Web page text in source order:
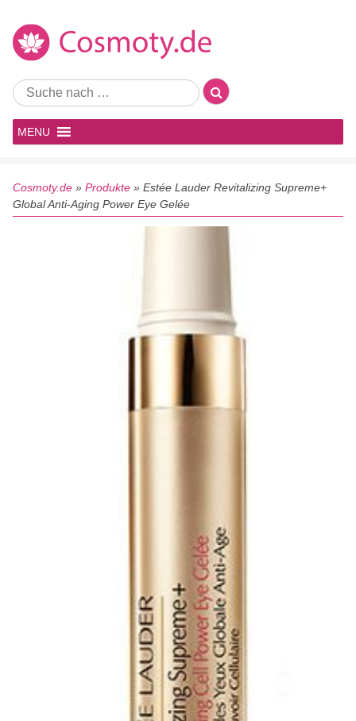
MENU
Cosmoty.de » Produkte » Estée Lauder Revitalizing Supreme+
Global Anti-Aging Power Eye Gelée